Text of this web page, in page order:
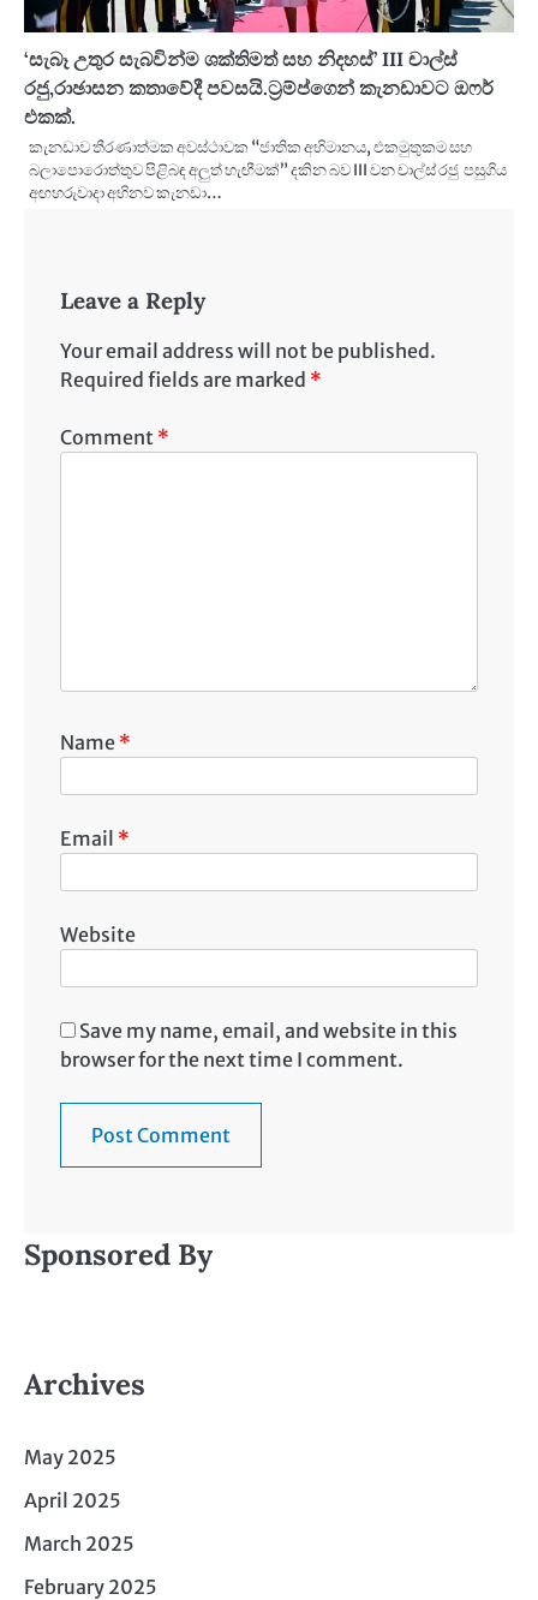
‘සැබෑ උතුර සැබවින්ම ශක්තිමත් සහ නිදහස්’ III චාල්ස්
රජු,රාඡාසන කතාවේදී පවසයි.ට්‍රම්ප්ගෙන් කැනඩාවට ඔෆර්
එකක්.
කැනඩාව තීරණාත්මක අවස්ථාවක “ජාතික අභිමානය, එකමුතුකම සහ
බලාපොරොත්තුව පිළිබඳ අලුත් හැඟීමක්” දකින බව III වන චාල්ස් රජු පසුගිය
අඟහරුවාදා අභිනව කැනඩා…
Leave a Reply
Your email address will not be published.
Required fields are marked *
Comment *
Name *
Email *
Website
Save my name, email, and website in this
browser for the next time I comment.
Sponsored By
Archives
May 2025
April 2025
March 2025
February 2025